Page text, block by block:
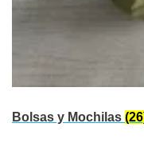
Bolsas y Mochilas